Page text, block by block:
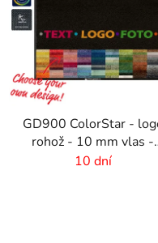
GD900 ColorStar -
rohož - 10 mm vlas -
rozmer na mieru
10 dní